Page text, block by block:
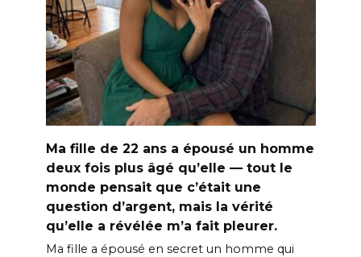
Ma fille de 22 ans a épousé un homme
deux fois plus âgé qu’elle — tout le
monde pensait que c’était une
question d’argent, mais la vérité
qu’elle a révélée m’a fait pleurer.
Ma fille a épousé en secret un homme qui